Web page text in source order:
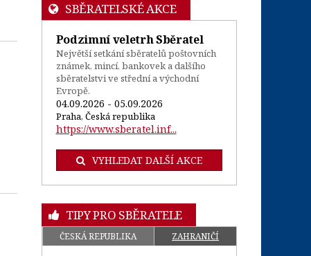
SBĚRATELSKÉ AKCE
Podzimní veletrh Sběratel
Největší setkání sběratelů poštovních
známek, mincí, bankovek a dalšího
sběratelstvi ve střední a východní
Evropě.
04.09.2026 - 05.09.2026
Praha, Česká republika
https://www.sberatel.inf...
VYHLEDAT DALŠÍ AKCE
TIPY PRO SBĚRATELE
ČESKÁ REPUBLIKA ZAHRANIČÍ